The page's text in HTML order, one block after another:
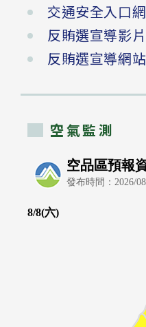
交通安全入口網
反賄選宣導影片
反賄選宣導網站
空氣監測